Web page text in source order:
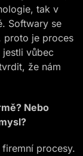
tak v
Softwary se
proto je proces
jestli vůbec
že nám
Nebo
procesy.